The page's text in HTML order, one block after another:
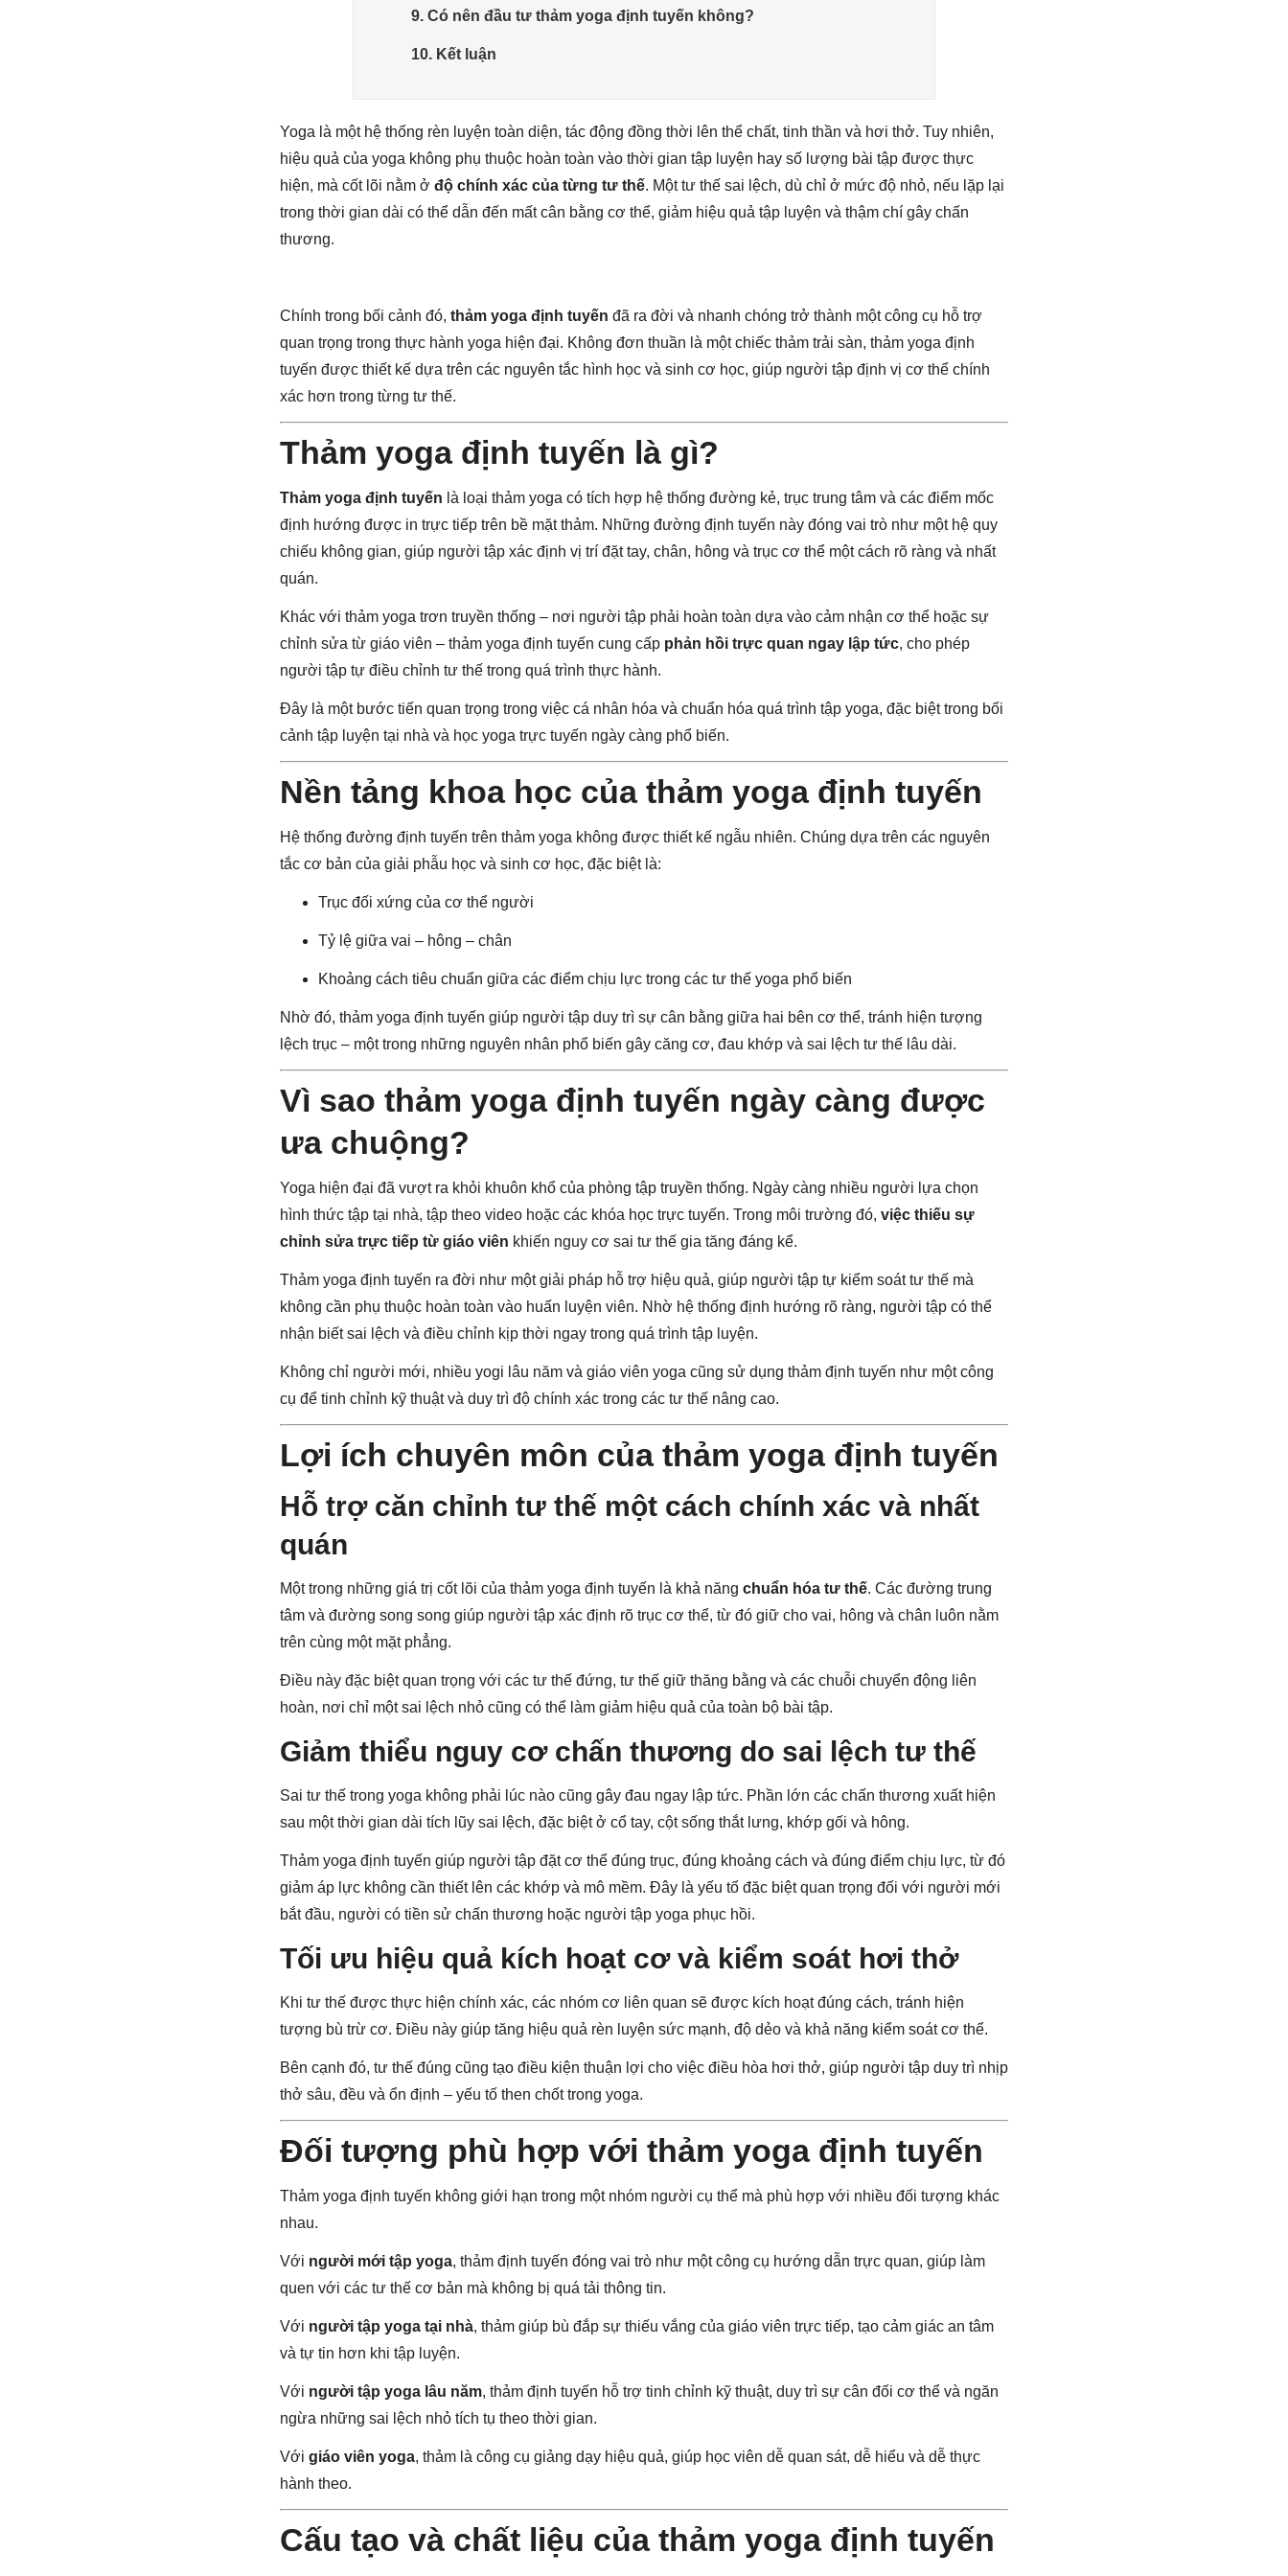
9. Có nên đầu tư thảm yoga định tuyến không?
10. Kết luận
Yoga là một hệ thống rèn luyện toàn diện, tác động đồng thời lên thể chất, tinh thần và hơi thở. Tuy nhiên,
hiệu quả của yoga không phụ thuộc hoàn toàn vào thời gian tập luyện hay số lượng bài tập được thực
hiện, mà cốt lõi nằm ở độ chính xác của từng tư thế. Một tư thế sai lệch, dù chỉ ở mức độ nhỏ, nếu lặp lại
trong thời gian dài có thể dẫn đến mất cân bằng cơ thể, giảm hiệu quả tập luyện và thậm chí gây chấn
thương.
Chính trong bối cảnh đó, thảm yoga định tuyến đã ra đời và nhanh chóng trở thành một công cụ hỗ trợ
quan trọng trong thực hành yoga hiện đại. Không đơn thuần là một chiếc thảm trải sàn, thảm yoga định
tuyến được thiết kế dựa trên các nguyên tắc hình học và sinh cơ học, giúp người tập định vị cơ thể chính
xác hơn trong từng tư thế.
Thảm yoga định tuyến là gì?
Thảm yoga định tuyến là loại thảm yoga có tích hợp hệ thống đường kẻ, trục trung tâm và các điểm mốc
định hướng được in trực tiếp trên bề mặt thảm. Những đường định tuyến này đóng vai trò như một hệ quy
chiếu không gian, giúp người tập xác định vị trí đặt tay, chân, hông và trục cơ thể một cách rõ ràng và nhất
quán.
Khác với thảm yoga trơn truyền thống – nơi người tập phải hoàn toàn dựa vào cảm nhận cơ thể hoặc sự
chỉnh sửa từ giáo viên – thảm yoga định tuyến cung cấp phản hồi trực quan ngay lập tức, cho phép
người tập tự điều chỉnh tư thế trong quá trình thực hành.
Đây là một bước tiến quan trọng trong việc cá nhân hóa và chuẩn hóa quá trình tập yoga, đặc biệt trong bối
cảnh tập luyện tại nhà và học yoga trực tuyến ngày càng phổ biến.
Nền tảng khoa học của thảm yoga định tuyến
Hệ thống đường định tuyến trên thảm yoga không được thiết kế ngẫu nhiên. Chúng dựa trên các nguyên
tắc cơ bản của giải phẫu học và sinh cơ học, đặc biệt là:
Trục đối xứng của cơ thể người
Tỷ lệ giữa vai – hông – chân
Khoảng cách tiêu chuẩn giữa các điểm chịu lực trong các tư thế yoga phổ biến
Nhờ đó, thảm yoga định tuyến giúp người tập duy trì sự cân bằng giữa hai bên cơ thể, tránh hiện tượng
lệch trục – một trong những nguyên nhân phổ biến gây căng cơ, đau khớp và sai lệch tư thế lâu dài.
Vì sao thảm yoga định tuyến ngày càng được
ưa chuộng?
Yoga hiện đại đã vượt ra khỏi khuôn khổ của phòng tập truyền thống. Ngày càng nhiều người lựa chọn
hình thức tập tại nhà, tập theo video hoặc các khóa học trực tuyến. Trong môi trường đó, việc thiếu sự
chỉnh sửa trực tiếp từ giáo viên khiến nguy cơ sai tư thế gia tăng đáng kể.
Thảm yoga định tuyến ra đời như một giải pháp hỗ trợ hiệu quả, giúp người tập tự kiểm soát tư thế mà
không cần phụ thuộc hoàn toàn vào huấn luyện viên. Nhờ hệ thống định hướng rõ ràng, người tập có thể
nhận biết sai lệch và điều chỉnh kịp thời ngay trong quá trình tập luyện.
Không chỉ người mới, nhiều yogi lâu năm và giáo viên yoga cũng sử dụng thảm định tuyến như một công
cụ để tinh chỉnh kỹ thuật và duy trì độ chính xác trong các tư thế nâng cao.
Lợi ích chuyên môn của thảm yoga định tuyến
Hỗ trợ căn chỉnh tư thế một cách chính xác và nhất
quán
Một trong những giá trị cốt lõi của thảm yoga định tuyến là khả năng chuẩn hóa tư thế. Các đường trung
tâm và đường song song giúp người tập xác định rõ trục cơ thể, từ đó giữ cho vai, hông và chân luôn nằm
trên cùng một mặt phẳng.
Điều này đặc biệt quan trọng với các tư thế đứng, tư thế giữ thăng bằng và các chuỗi chuyển động liên
hoàn, nơi chỉ một sai lệch nhỏ cũng có thể làm giảm hiệu quả của toàn bộ bài tập.
Giảm thiểu nguy cơ chấn thương do sai lệch tư thế
Sai tư thế trong yoga không phải lúc nào cũng gây đau ngay lập tức. Phần lớn các chấn thương xuất hiện
sau một thời gian dài tích lũy sai lệch, đặc biệt ở cổ tay, cột sống thắt lưng, khớp gối và hông.
Thảm yoga định tuyến giúp người tập đặt cơ thể đúng trục, đúng khoảng cách và đúng điểm chịu lực, từ đó
giảm áp lực không cần thiết lên các khớp và mô mềm. Đây là yếu tố đặc biệt quan trọng đối với người mới
bắt đầu, người có tiền sử chấn thương hoặc người tập yoga phục hồi.
Tối ưu hiệu quả kích hoạt cơ và kiểm soát hơi thở
Khi tư thế được thực hiện chính xác, các nhóm cơ liên quan sẽ được kích hoạt đúng cách, tránh hiện
tượng bù trừ cơ. Điều này giúp tăng hiệu quả rèn luyện sức mạnh, độ dẻo và khả năng kiểm soát cơ thể.
Bên cạnh đó, tư thế đúng cũng tạo điều kiện thuận lợi cho việc điều hòa hơi thở, giúp người tập duy trì nhịp
thở sâu, đều và ổn định – yếu tố then chốt trong yoga.
Đối tượng phù hợp với thảm yoga định tuyến
Thảm yoga định tuyến không giới hạn trong một nhóm người cụ thể mà phù hợp với nhiều đối tượng khác
nhau.
Với người mới tập yoga, thảm định tuyến đóng vai trò như một công cụ hướng dẫn trực quan, giúp làm
quen với các tư thế cơ bản mà không bị quá tải thông tin.
Với người tập yoga tại nhà, thảm giúp bù đắp sự thiếu vắng của giáo viên trực tiếp, tạo cảm giác an tâm
và tự tin hơn khi tập luyện.
Với người tập yoga lâu năm, thảm định tuyến hỗ trợ tinh chỉnh kỹ thuật, duy trì sự cân đối cơ thể và ngăn
ngừa những sai lệch nhỏ tích tụ theo thời gian.
Với giáo viên yoga, thảm là công cụ giảng dạy hiệu quả, giúp học viên dễ quan sát, dễ hiểu và dễ thực
hành theo.
Cấu tạo và chất liệu của thảm yoga định tuyến